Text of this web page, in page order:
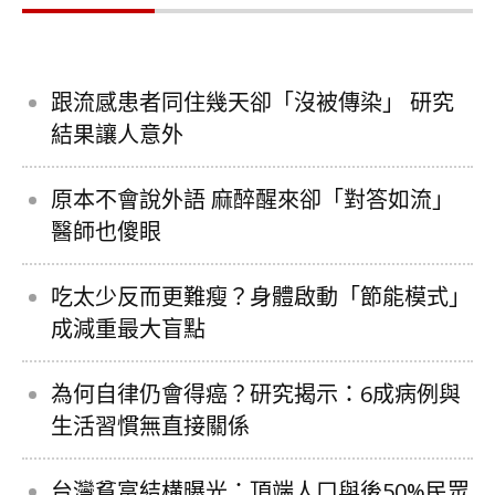
跟流感患者同住幾天卻「沒被傳染」 研究
結果讓人意外
原本不會說外語 麻醉醒來卻「對答如流」
醫師也傻眼
吃太少反而更難瘦？身體啟動「節能模式」
成減重最大盲點
為何自律仍會得癌？研究揭示：6成病例與
生活習慣無直接關係